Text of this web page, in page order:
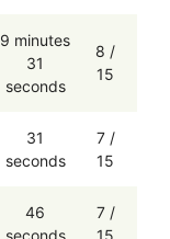
9 minutes
31
seconds
8 /
15
31
seconds
7 /
15
46
seconds
7 /
15